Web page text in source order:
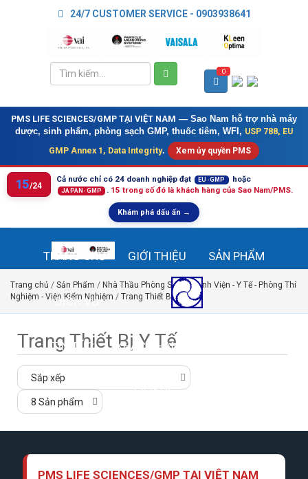
24/7 CUSTOMER SERVICE - 0903938641
0
PMS LIFE SCIENCES/GMP TẠI VIỆT NAM — Sao Nam hỗ trợ nhà máy
dược, sinh phẩm, phòng sạch GMP, thuốc tiêm, WFI, USP 788, EU
GMP Annex 1, Data Integrity. Xem ủy quyền PMS
15/24
Cả nước chỉ có 24 doanh nghiệp đạt EU-GMP hoặc
JAPAN-GMP . 15 trong số đó là khách hàng của Sao Nam/PMS.
Khám phá dấu ấn →
TRANG CHỦ GIỚI THIỆU SẢN PHẨM
DỊCH VỤ
TIN TỨC KHÁCH HÀNG
LIÊN HỆ
Trang chủ / Sản Phẩm / Nhà Thầu Phòng Sạch - Bệnh Viện - Y Tế - Phòng Thí
Nghiệm - Viện Kiểm Nghiệm / Trang Thiết Bị Y Tế/
Trang Thiết Bị Y Tế
PMS LIFE SCIENCES/GMP TẠI VIỆT NAM